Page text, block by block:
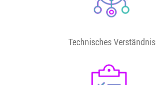
Technisches Verständnis